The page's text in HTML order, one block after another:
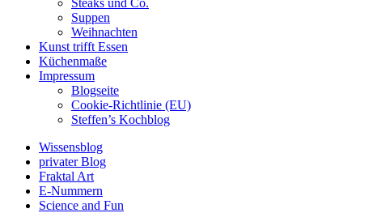
Steaks und Co.
Suppen
Weihnachten
Kunst trifft Essen
Küchenmaße
Impressum
Blogseite
Cookie-Richtlinie (EU)
Steffen’s Kochblog
Wissensblog
privater Blog
Fraktal Art
E-Nummern
Science and Fun